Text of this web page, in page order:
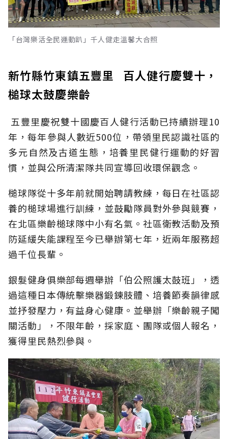
「台灣樂活全民運動趴」千人健走溫馨大合照
新竹縣竹東鎮五豐里 百人健行慶雙十，
槌球太鼓慶樂齡
五豐里慶祝雙十國慶百人健行活動已持續辦理10
年，每年參與人數近500位，帶領里民認識社區的
多元自然及古道生態，培養里民健行運動的好習
慣，並與公所清潔隊共同宣導回收環保觀念。
槌球隊從十多年前就開始聘請教練，每日在社區認
養的槌球場進行訓練，並鼓勵隊員對外參與競賽，
在北區樂齡槌球隊中小有名氣。社區衛教活動及預
防延緩失能課程至今已舉辦第七年，近兩年服務超
過千位長輩。
銀髮健身俱樂部每週舉辦「伯公照護太鼓班」，透
過這種日本傳統擊樂器鍛鍊肢體、培養節奏韻律感
並抒發壓力，有益身心健康。並舉辦「樂齡親子闖
關活動」，不限年齡，採家庭、團隊或個人報名，
獲得里民熱烈參與。